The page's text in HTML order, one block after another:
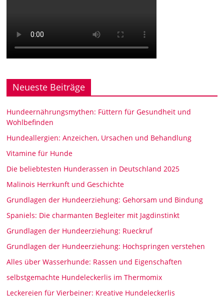
Neueste Beiträge
Hundeernährungsmythen: Füttern für Gesundheit und
Wohlbefinden
Hundeallergien: Anzeichen, Ursachen und Behandlung
Vitamine für Hunde
Die beliebtesten Hunderassen in Deutschland 2025
Malinois Herrkunft und Geschichte
Grundlagen der Hundeerziehung: Gehorsam und Bindung
Spaniels: Die charmanten Begleiter mit Jagdinstinkt
Grundlagen der Hundeerziehung: Rueckruf
Grundlagen der Hundeerziehung: Hochspringen verstehen
Alles über Wasserhunde: Rassen und Eigenschaften
selbstgemachte Hundeleckerlis im Thermomix
Leckereien für Vierbeiner: Kreative Hundeleckerlis